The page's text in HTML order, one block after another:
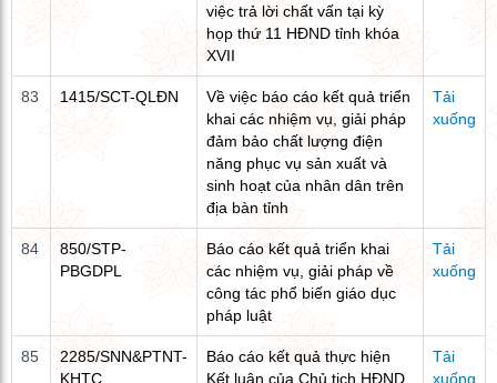
việc trả lời chất vấn tại kỳ
họp thứ 11 HĐND tỉnh khóa
XVII
83 1415/SCT-QLĐN
Về việc báo cáo kết quả triển
khai các nhiệm vụ, giải pháp
đảm bảo chất lượng điện
năng phục vụ sản xuất và
sinh hoạt của nhân dân trên
địa bàn tỉnh
Tải
xuống
84
850/STP-
PBGDPL
Báo cáo kết quả triển khai
các nhiệm vụ, giải pháp về
công tác phổ biến giáo dục
pháp luật
Tải
xuống
85
2285/SNN&PTNT-
KHTC
Báo cáo kết quả thực hiện
Kết luận của Chủ tịch HĐND
Tải
xuống